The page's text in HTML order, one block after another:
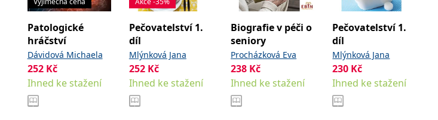
Patologické
hráčství
Dávidová Michaela
252 Kč
Ihned ke stažení
Pečovatelství 1.
díl
Mlýnková Jana
252 Kč
Ihned ke stažení
Biografie v péči o
seniory
Procházková Eva
238 Kč
Ihned ke stažení
Pečovatelství 1.
díl
Mlýnková Jana
230 Kč
Ihned ke stažení